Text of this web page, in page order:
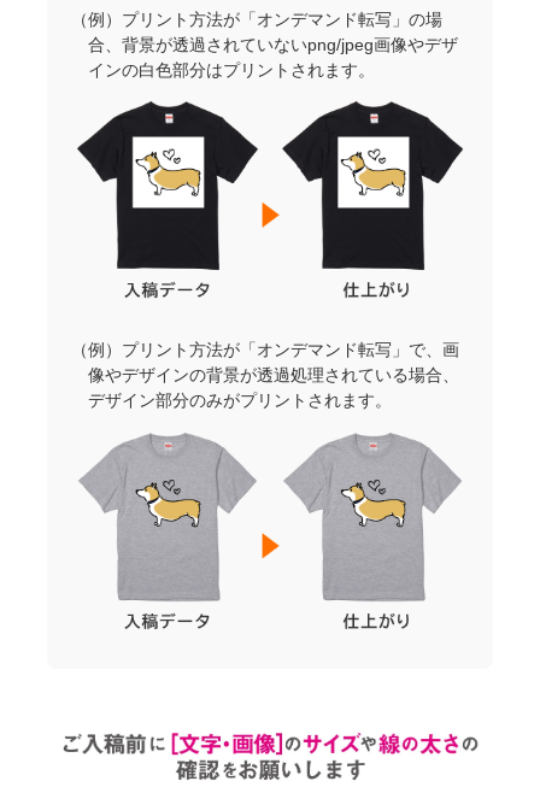
（例）プリント方法が「オンデマンド転写」の場
合、背景が透過されていないpng/jpeg画像やデザ
インの白色部分はプリントされます。
（例）プリント方法が「オンデマンド転写」で、画
像やデザインの背景が透過処理されている場合、
デザイン部分のみがプリントされます。